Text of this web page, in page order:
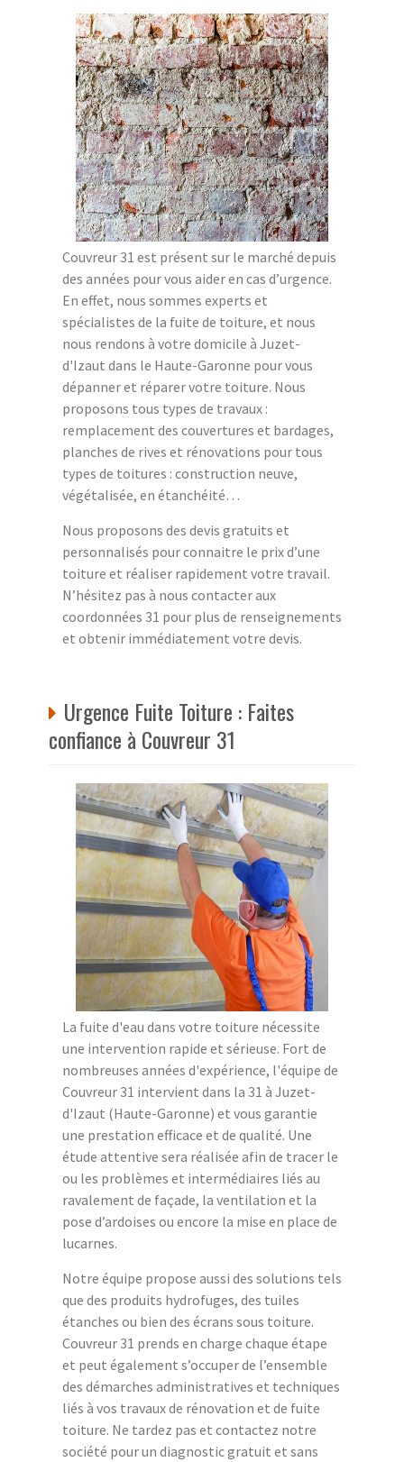
Couvreur 31 est présent sur le marché depuis
des années pour vous aider en cas d’urgence.
En effet, nous sommes experts et
spécialistes de la fuite de toiture, et nous
nous rendons à votre domicile à Juzet-
d'Izaut dans le Haute-Garonne pour vous
dépanner et réparer votre toiture. Nous
proposons tous types de travaux :
remplacement des couvertures et bardages,
planches de rives et rénovations pour tous
types de toitures : construction neuve,
végétalisée, en étanchéité…
Nous proposons des devis gratuits et
personnalisés pour connaitre le prix d’une
toiture et réaliser rapidement votre travail.
N’hésitez pas à nous contacter aux
coordonnées 31 pour plus de renseignements
et obtenir immédiatement votre devis.
Urgence Fuite Toiture : Faites
confiance à Couvreur 31
La fuite d'eau dans votre toiture nécessite
une intervention rapide et sérieuse. Fort de
nombreuses années d'expérience, l'équipe de
Couvreur 31 intervient dans la 31 à Juzet-
d'Izaut (Haute-Garonne) et vous garantie
une prestation efficace et de qualité. Une
étude attentive sera réalisée afin de tracer le
ou les problèmes et intermédiaires liés au
ravalement de façade, la ventilation et la
pose d’ardoises ou encore la mise en place de
lucarnes.
Notre équipe propose aussi des solutions tels
que des produits hydrofuges, des tuiles
étanches ou bien des écrans sous toiture.
Couvreur 31 prends en charge chaque étape
et peut également s’occuper de l’ensemble
des démarches administratives et techniques
liés à vos travaux de rénovation et de fuite
toiture. Ne tardez pas et contactez notre
société pour un diagnostic gratuit et sans